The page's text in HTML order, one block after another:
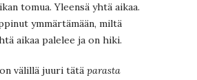
tomua. Yleensä yhtä aikaa.
ymmärtämään, miltä
aikaa palelee ja on hiki.
välillä juuri tätä parasta